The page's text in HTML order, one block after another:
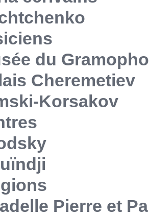
du
Cheremetiev
Korsakov
Pierre et